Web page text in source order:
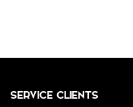
SERVICE CLIENTS